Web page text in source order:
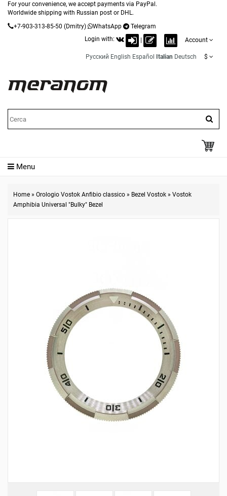
For your convenience, we accept payments via PayPal.
Worldwide shipping with Russian post or DHL.
+7-903-313-85-50 (Dmitry) WhatsApp
Telegram
Login with:
Account
Русский English Español Italian Deutsch $
Menu
Home » Orologio Vostok Anfibio classico » Bezel Vostok » Vostok
Amphibia Universal "Bulky" Bezel